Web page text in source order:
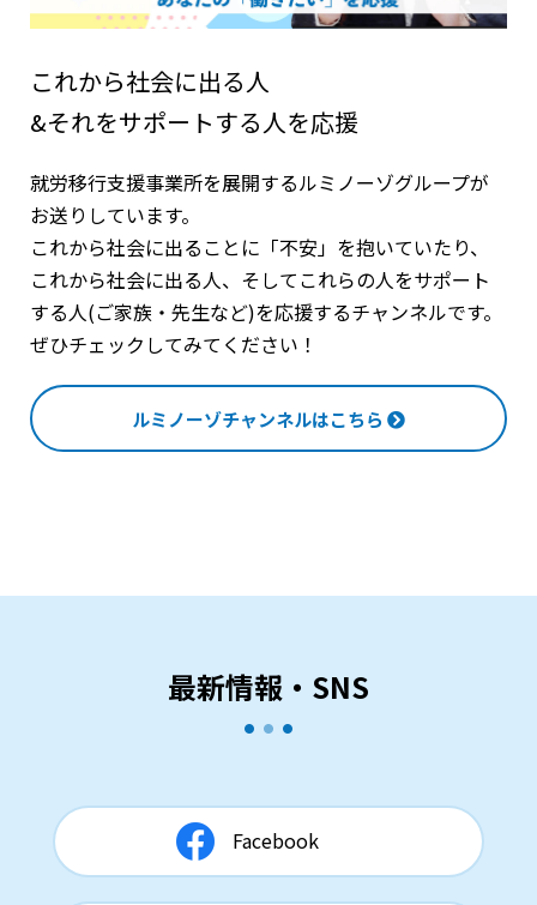
これから社会に出る人
&それをサポートする人を応援
就労移行支援事業所を展開するルミノーゾグループが
お送りしています。
これから社会に出ることに「不安」を抱いていたり、
これから社会に出る人、そしてこれらの人をサポート
する人(ご家族・先生など)を応援するチャンネルです。
ぜひチェックしてみてください！
ルミノーゾチャンネルはこちら
最新情報・SNS
Facebook